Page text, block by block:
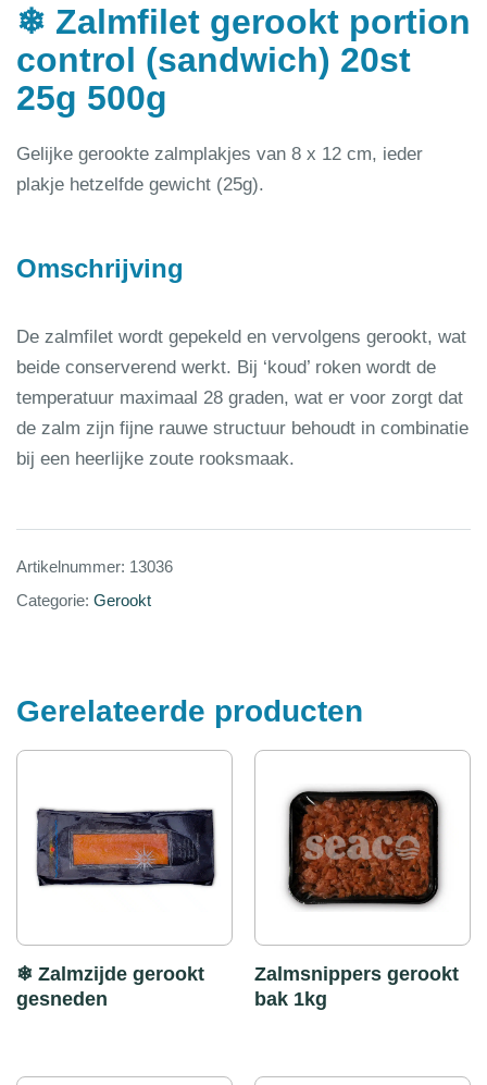
❄ Zalmfilet gerookt portion
control (sandwich) 20st
25g 500g
Gelijke gerookte zalmplakjes van 8 x 12 cm, ieder
plakje hetzelfde gewicht (25g).
Omschrijving
De zalmfilet wordt gepekeld en vervolgens gerookt, wat
beide conserverend werkt. Bij ‘koud’ roken wordt de
temperatuur maximaal 28 graden, wat er voor zorgt dat
de zalm zijn fijne rauwe structuur behoudt in combinatie
bij een heerlijke zoute rooksmaak.
Artikelnummer: 13036
Categorie: Gerookt
Gerelateerde producten
❄ Zalmzijde gerookt
gesneden
Zalmsnippers gerookt
bak 1kg